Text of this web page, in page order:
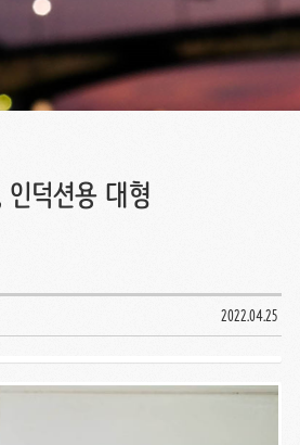
덕션용 대형
2022.04.25